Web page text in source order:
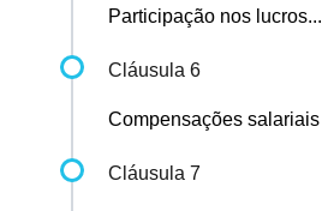
Participação nos lucros...
Cláusula 6
Compensações salariais
Cláusula 7